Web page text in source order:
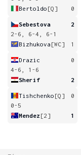
Bertoldo [Q] 0
Sebestova
2
2-6, 6-4, 6-1
Bizhukova [WC] 1
Drazic
0
4-6, 1-6
Sherif
2
Tishchenko [Q]
0
0-5
Mendez [2] 1